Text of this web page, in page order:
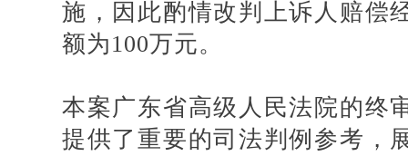
施，因此酌情改判上诉人赔偿
额为100万元。
本案广东省高级人民法院的终
提供了重要的司法判例参考，